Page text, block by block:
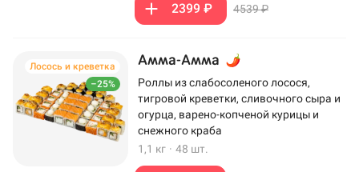
2399 ₽ 4539 ₽
–25%
Лосось и креветка Амма-Амма
Роллы из слабосоленого лосося,
тигровой креветки, сливочного сыра и
огурца, варено-копченой курицы и
снежного краба
1,1 кг · 48 шт.